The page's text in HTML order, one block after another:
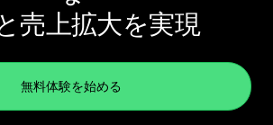
売上拡大を実現
無料体験を始める